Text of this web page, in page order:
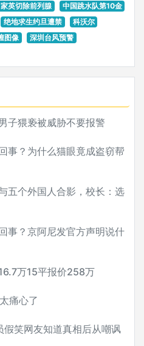
英切除前列腺
中国跳水队第10金
绝地求生约旦遭禁
科沃尔
图像
深圳台风预警
子猥亵被威胁不要报警
事？为什么猫眼竟成盗窃帮
五个外国人合影，校长：选
事？京阿尼发官方声明说什
万15平报价258万
痛心了
假笑网友知道真相后从嘲讽